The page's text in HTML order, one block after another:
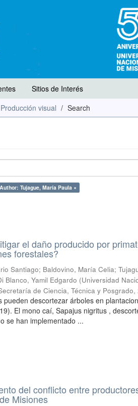
Sitios de Interés
Producción visual Search
Author: Tujague, María Paula ×
el daño producido por
forestales?
Santiago; Baldovino, María Celia;
Blanco, Yamil Edgardo (Universidad
de Ciencia, Técnica y Posgrado,
pueden descortezar árboles en
El mono caí, Sapajus nigritus ,
se han implementado ...
del conflicto entre
Misiones